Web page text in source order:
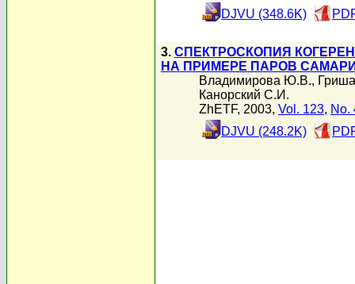
DJVU (348.6K)
3. СПЕКТРОСКОПИЯ
НА ПРИМЕРЕ ПАРОВ
Владимирова Ю.В.,
Канорский С.И.
ZhETF, 2003, Vol. 123, No.
DJVU (248.2K)